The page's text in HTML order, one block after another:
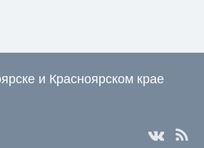
и Красноярском крае